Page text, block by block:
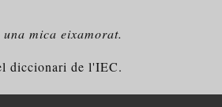
una mica eixamorat.
diccionari de l'IEC.